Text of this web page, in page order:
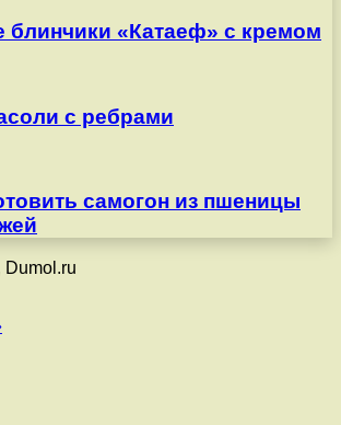
блинчики «Катаеф» с кремом
с ребрами
самогон из пшеницы